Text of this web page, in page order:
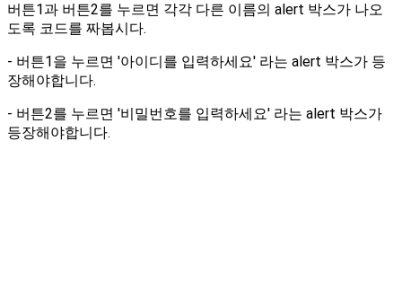
버튼1과 버튼2를 누르면 각각 다른 이름의 alert 박스가 나오
도록 코드를 짜봅시다.
- 버튼1을 누르면 '아이디를 입력하세요' 라는 alert 박스가 등
장해야합니다.
- 버튼2를 누르면 '비밀번호를 입력하세요' 라는 alert 박스가
등장해야합니다.